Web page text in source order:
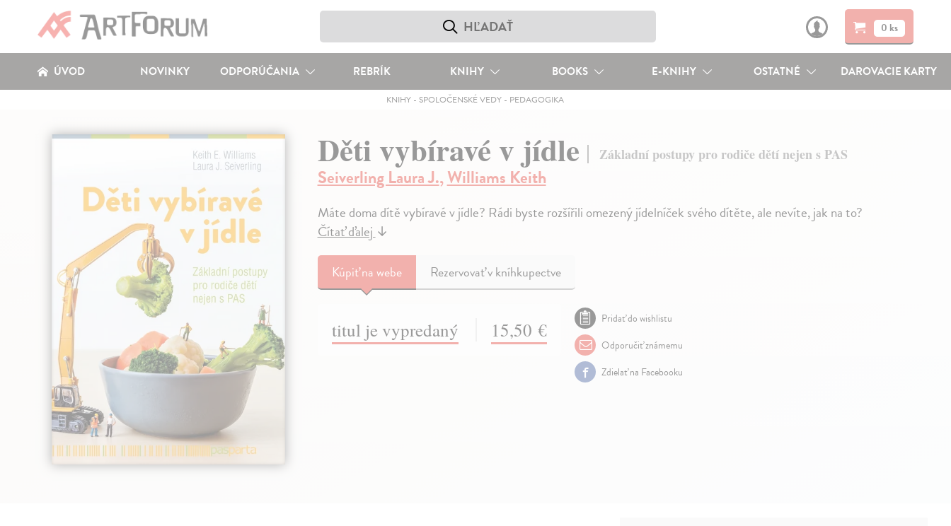
0 ks
ÚVOD NOVINKY ODPORÚČANIA REBRÍK KNIHY BOOKS E-KNIHY OSTATNÉ DAROVACIE KARTY
KNIHY - SPOLOČENSKÉ VEDY - PEDAGOGIKA
Děti vybíravé v jídle Základní postupy pro rodiče dětí nejen s PAS
Seiverling Laura J.,Williams Keith
Máte doma dítě vybíravé v jídle? Rádi byste rozšířili omezený jídelníček svého dítěte, ale nevíte, jak na to?
Čítať ďalej↓
Kúpiťna webe Rezervovať v kníhkupectve
titul je vypredaný 15,50 €
Pridať do wishlistu
Odporučiť známemu
Zdielať na Facebooku